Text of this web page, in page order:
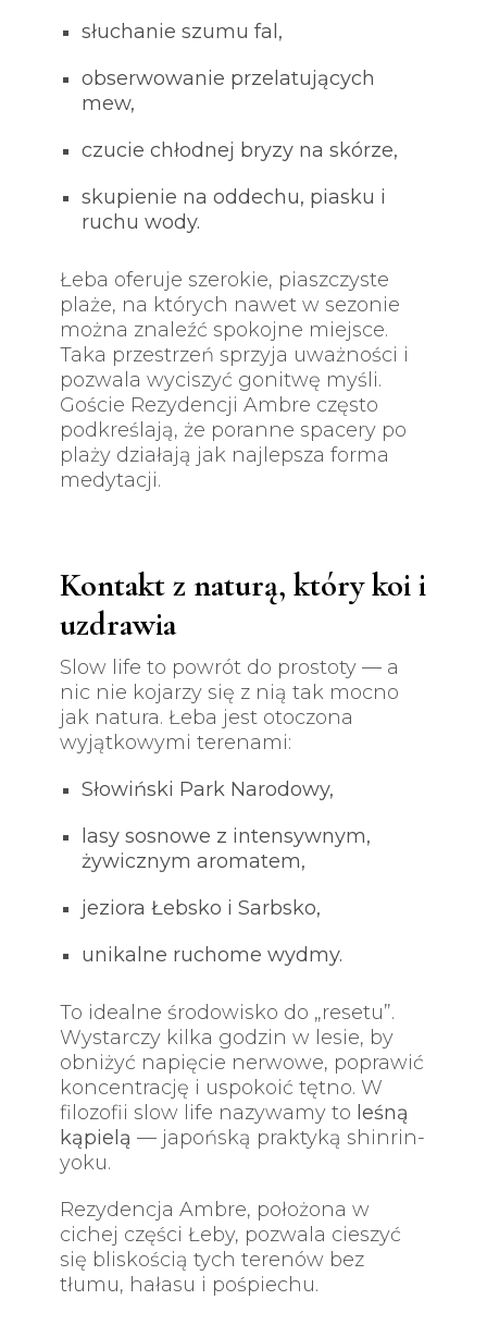
słuchanie szumu fal,
obserwowanie przelatujących
mew,
czucie chłodnej bryzy na skórze,
skupienie na oddechu, piasku i
ruchu wody.
Łeba oferuje szerokie, piaszczyste
plaże, na których nawet w sezonie
można znaleźć spokojne miejsce.
Taka przestrzeń sprzyja uważności i
pozwala wyciszyć gonitwę myśli.
Goście Rezydencji Ambre często
podkreślają, że poranne spacery po
plaży działają jak najlepsza forma
medytacji.
Kontakt z naturą, który koi i
uzdrawia
Slow life to powrót do prostoty — a
nic nie kojarzy się z nią tak mocno
jak natura. Łeba jest otoczona
wyjątkowymi terenami:
Słowiński Park Narodowy,
lasy sosnowe z intensywnym,
żywicznym aromatem,
jeziora Łebsko i Sarbsko,
unikalne ruchome wydmy.
To idealne środowisko do „resetu”.
Wystarczy kilka godzin w lesie, by
obniżyć napięcie nerwowe, poprawić
koncentrację i uspokoić tętno. W
filozofii slow life nazywamy to leśną
kąpielą — japońską praktyką shinrin-
yoku.
Rezydencja Ambre, położona w
cichej części Łeby, pozwala cieszyć
się bliskością tych terenów bez
tłumu, hałasu i pośpiechu.